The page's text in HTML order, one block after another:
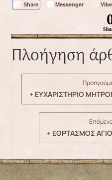
Share Messenger
Πλοήγηση
+ ΕΥΧΑΡΙΣΤΗΡΙΟ
+ ΕΟΡΤΑΣΜΟΣ